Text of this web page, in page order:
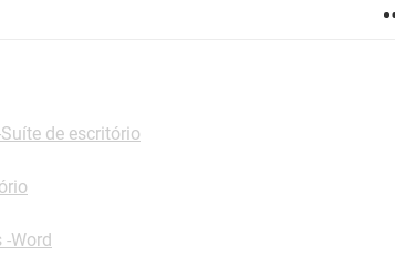
de escritório
-Word